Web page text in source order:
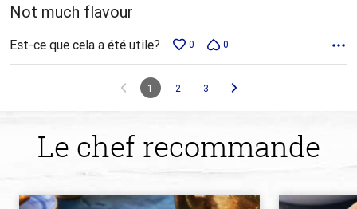
Not much flavour
Est-ce que cela a été utile? 0 0
1 2 3
Le chef recommande